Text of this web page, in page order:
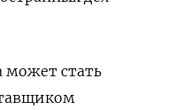
может стать